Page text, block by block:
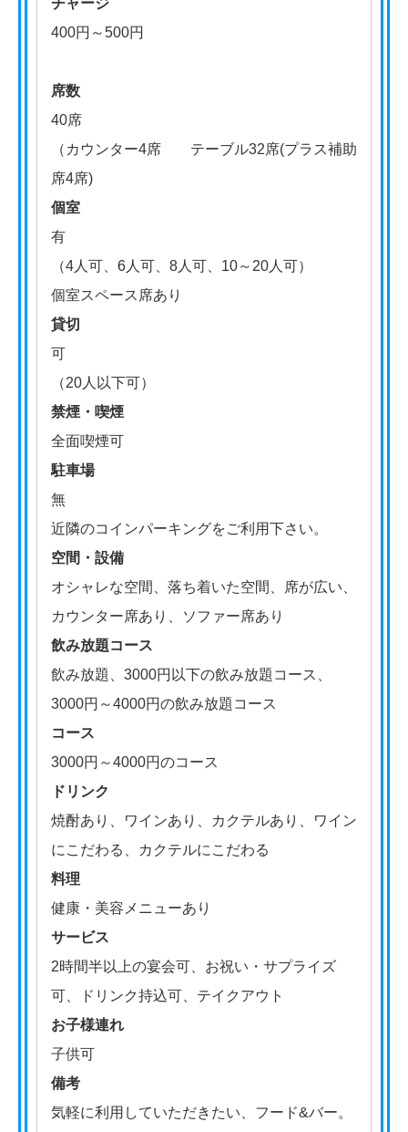
400円～500円
席数
40席
（カウンター4席 テーブル32席(プラス補助
席4席)
個室
有
（4人可、6人可、8人可、10～20人可）
個室スペース席あり
貸切
可
（20人以下可）
禁煙・喫煙
全面喫煙可
駐車場
無
近隣のコインパーキングをご利用下さい。
空間・設備
オシャレな空間、落ち着いた空間、席が広い、
カウンター席あり、ソファー席あり
飲み放題コース
飲み放題、3000円以下の飲み放題コース、
3000円～4000円の飲み放題コース
コース
3000円～4000円のコース
ドリンク
焼酎あり、ワインあり、カクテルあり、ワイン
にこだわる、カクテルにこだわる
料理
健康・美容メニューあり
サービス
2時間半以上の宴会可、お祝い・サプライズ
可、ドリンク持込可、テイクアウト
お子様連れ
子供可
備考
気軽に利用していただきたい、フード&バー。